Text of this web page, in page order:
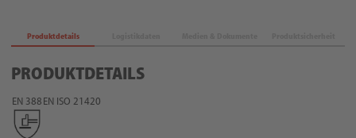
Produktdetails
PRODUKTDETAILS
EN 388EN ISO 21420